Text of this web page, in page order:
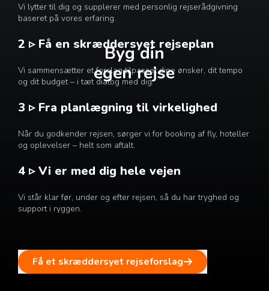
Byg din
egen rejse
Vi lytter til dig og supplerer med personlig rejserådgivning
baseret på vores erfaring.
2 ▹ Få en skræddersyet rejseplan
Vi sammensætter et forslag tilpasset dine ønsker, dit tempo
og dit budget – i tæt dialog med dig.
3 ▹ Fra planlægning til virkelighed
Når du godkender rejsen, sørger vi for booking af fly, hoteller
og oplevelser – helt som aftalt.
4 ▹ Vi er med dig hele vejen
Vi står klar før, under og efter rejsen, så du har tryghed og
support i ryggen.
Få et skræddersyet rejseforslag